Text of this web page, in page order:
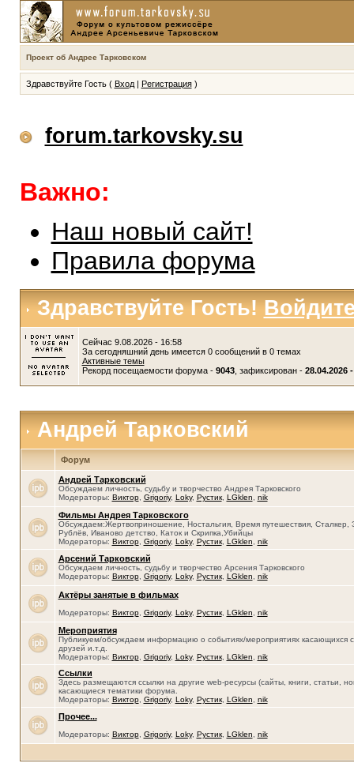
Проект об Андрее Тарковском
Здравствуйте Гость ( Вход| Регистрация)
forum.tarkovsky.su
Важно:
Наш новый сайт!
Правила форума
Здравствуйте Гость!
Сейчас 9.08.2026 - 16:58
За сегодняшний день имеется 0 сообщений в 0 темах
Активные темы
Рекорд посещаемости форума - 9043, зафиксирован - 28.04.2026
Андрей Тарковский
Форум
Андрей Тарковский
Обсуждаем личность, судьбу и творчество Андрея Тарковского
Модераторы: Виктор, Grigoriy, Loky, Рустик, LGklen nik
Фильмы Андрея Тарковского
Обсуждаем:Жертвоприношение, Ностальгия, Время путешествия, Сталкер,
Рублёв, Иваново детство, Каток и Скрипка,Убийцы
Модераторы: Виктор, Grigoriy, Loky, Рустик, LGklen nik
Арсений Тарковский
Обсуждаем личность, судьбу и творчество Арсения Тарковского
Модераторы: Виктор, Grigoriy, Loky, Рустик, LGklen nik
Актёры занятые в фильмах
Модераторы: Виктор, Grigoriy, Loky, Рустик, LGklen nik
Мероприятия
Публикуем/обсуждаем информацию о событиях/мероприятиях касающихся
друзей и.т.д.
Модераторы: Виктор, Grigoriy, Loky, Рустик, LGklen nik
Ссылки
Здесь размещаются ссылки на другие web-ресурсы (сайты, книги, статьи,
касающиеся тематики форума.
Модераторы: Виктор, Grigoriy, Loky, Рустик, LGklen nik
Прочее...
Модераторы: Виктор, Grigoriy, Loky, Рустик, LGklen nik